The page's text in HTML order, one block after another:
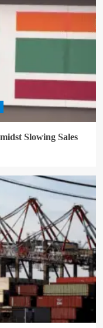
Slowing Sales